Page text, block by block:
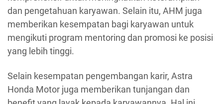
dan pengetahuan karyawan. Selain itu, AHM juga
memberikan kesempatan bagi karyawan untuk
mengikuti program mentoring dan promosi ke posisi
yang lebih tinggi.
Selain kesempatan pengembangan karir, Astra
Honda Motor juga memberikan tunjangan dan